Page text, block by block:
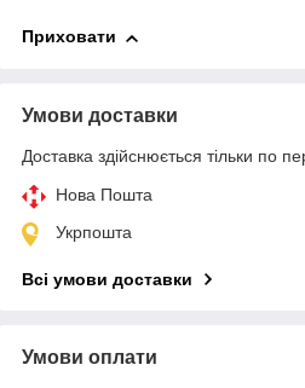
Приховати
Умови доставки
Доставка здійснюється тільки по
Нова Пошта
Укрпошта
Всі умови доставки
Умови оплати